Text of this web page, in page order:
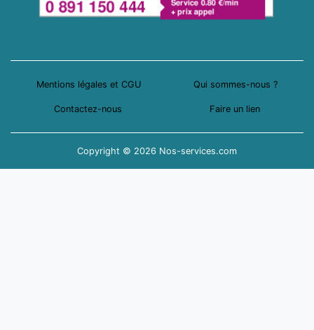
Mentions légales et CGU Qui sommes-nous ?
Contactez-nous Faire un lien
Copyright © 2026 Nos-services.com